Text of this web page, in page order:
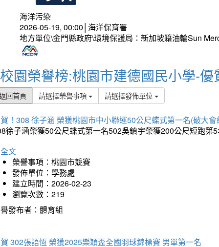
海洋污染
2026-05-19, 00:00│海洋保育署
地方單位\金門縣政府\環境保護局：新加坡籍油輪Sun
校園榮譽榜:桃園市建德國民小學-優
回首頁 請選擇榮譽事項 請選擇發佈單位
！308 徐子涵 榮獲桃園市中小聯運50公尺蝶式第一名(破大會
徐子涵榮獲50公尺蝶式第一名502吳鎮宇榮獲200公尺短跑
文
榮譽事項：桃園市競賽
發佈單位：學務處
建立時間：2026-02-23
瀏覽次數：219
發布者：體育組
302張語恆 榮獲2025樂穎盃全國羽球錦標賽 男單第一名